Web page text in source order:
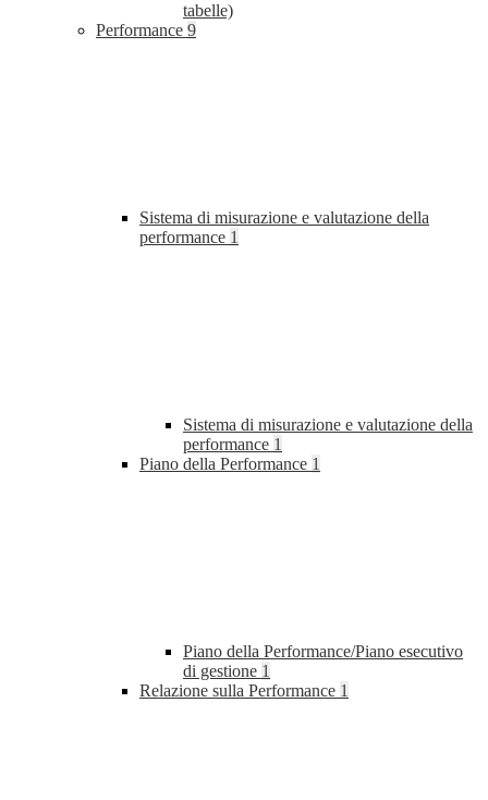
tabelle)
Performance 9
Sistema di misurazione e valutazione della
performance 1
Sistema di misurazione e valutazione della
performance 1
Piano della Performance 1
Piano della Performance/Piano esecutivo
di gestione 1
Relazione sulla Performance 1